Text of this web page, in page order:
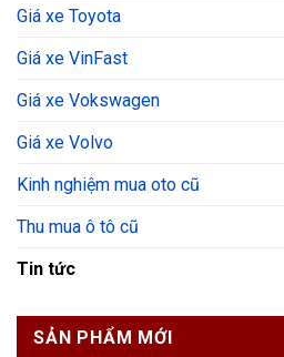
Giá xe Toyota
Giá xe VinFast
Giá xe Vokswagen
Giá xe Volvo
Kinh nghiệm mua oto cũ
Thu mua ô tô cũ
Tin tức
SẢN PHẨM MỚI